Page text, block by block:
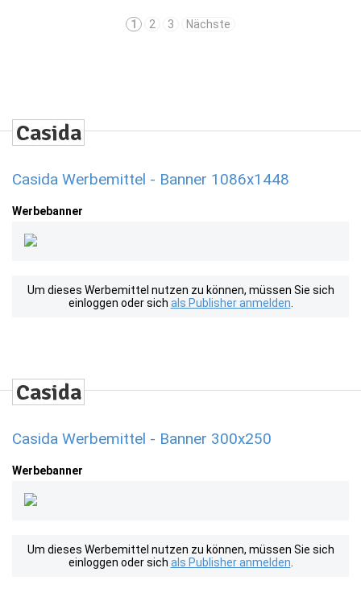
1 2 3 Nächste
Casida Werbemittel - Banner 1086x1448
Werbebanner
Um dieses Werbemittel nutzen zu können, müssen Sie sich
einloggen oder sich als Publisher anmelden
Casida Werbemittel - Banner 300x250
Werbebanner
Um dieses Werbemittel nutzen zu können, müssen Sie sich
einloggen oder sich als Publisher anmelden